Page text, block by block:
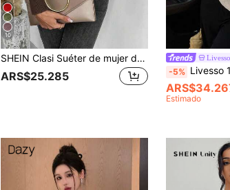
10
SHEIN Clasi Suéter de mujer de unicolor con cuello en V cruzado, manga larga y ajustado, para otoño/invierno
ARS$25.285
Livesso
-5% Livesso 1 pieza Suéter casual de
Estimado